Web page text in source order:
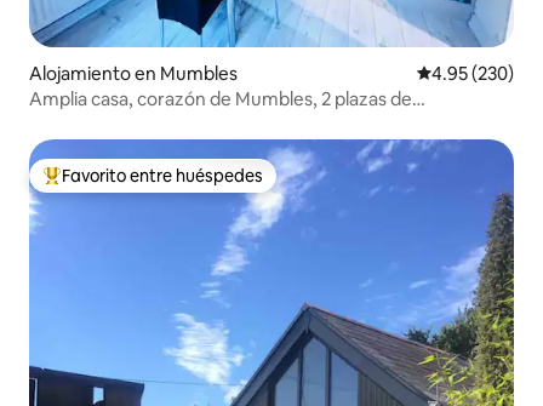
Alojamiento en Mumbles Calificación
4.95 (230)
Amplia casa, corazón de Mumbles, 2 plazas de
Favorito entre huéspedes preferido
Favorito entre huéspedes